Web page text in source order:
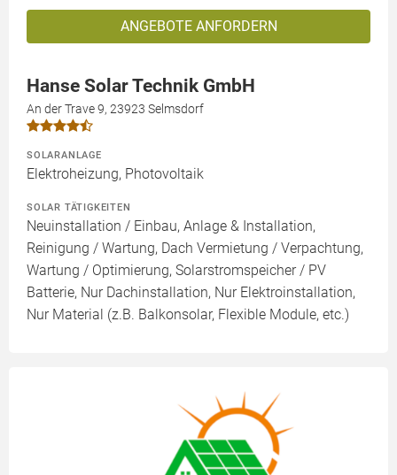
ANGEBOTE ANFORDERN
Hanse Solar Technik GmbH
An der Trave 9, 23923 Selmsdorf
SOLARANLAGE
Elektroheizung, Photovoltaik
SOLAR TÄTIGKEITEN
Neuinstallation / Einbau, Anlage & Installation,
Reinigung / Wartung, Dach Vermietung / Verpachtung,
Wartung / Optimierung, Solarstromspeicher / PV
Batterie, Nur Dachinstallation, Nur Elektroinstallation,
Nur Material (z.B. Balkonsolar, Flexible Module, etc.)